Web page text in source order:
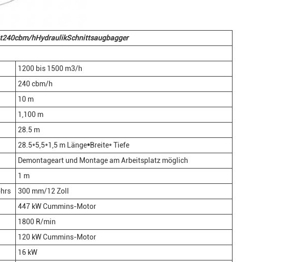
240cbm/hHydraulikSchnittsaugbagger
1200 bis 1500 m3/h
240 cbm/h
10 m
1,100 m
28.5 m
28.5*5,5*1,5 m Länge*Breite* Tiefe
Demontageart und Montage am Arbeitsplatz möglich
1 m
300 mm/12 Zoll
447 kW Cummins-Motor
1800 R/min
120 kW Cummins-Motor
16 kW